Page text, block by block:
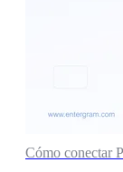
Cómo conectar